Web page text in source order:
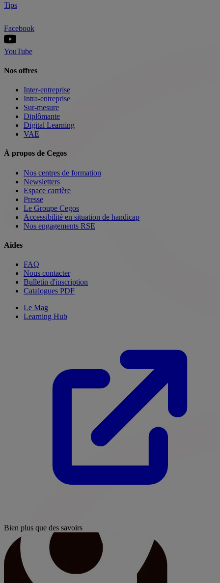
Tips
Facebook
YouTube
Nos offres
Inter-entreprise
Intra-entreprise
Sur-mesure
Diplômante
Digital Learning
VAE
À propos de Cegos
Nos centres de formation
Newsletters
Espace carrière
Presse
Le Groupe Cegos
Accessibilité en situation de handicap
Nos engagements RSE
Aides
FAQ
Nous contacter
Bulletin d'inscription
Catalogues PDF
Le Mag
Learning Hub
Bien plus que des savoirs